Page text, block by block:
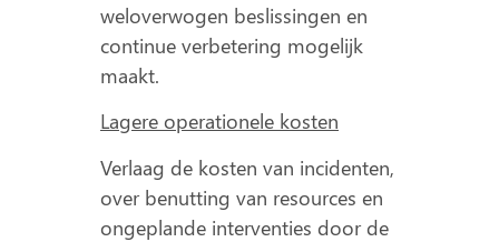
weloverwogen beslissingen en
continue verbetering mogelijk
maakt.
Lagere operationele kosten
Verlaag de kosten van incidenten,
over benutting van resources en
ongeplande interventies door de